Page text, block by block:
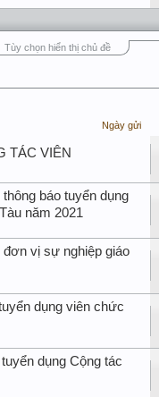
Tùy chọn hiển thị chủ đề
Ngày gửi
TÁC VIÊN
báo tuyển dụng
năm 2021
vị sự nghiệp giáo
dụng viên chức
dụng Cộng tác